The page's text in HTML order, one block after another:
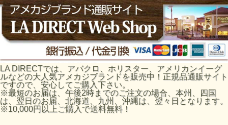
LA DIRECTでは、アバクロ、ホリスター、アメリカンイーグ
ルなどの大人気アメカジブランドを販売中！正規品通販サイト
ですので、安心してご購入下さい。
※最短のお届は、午後2時までのご注文の場合、本州、四国
は、翌日のお届、北海道、九州、沖縄は、翌々日となります。
※10,000円以上ご購入で送料無料！